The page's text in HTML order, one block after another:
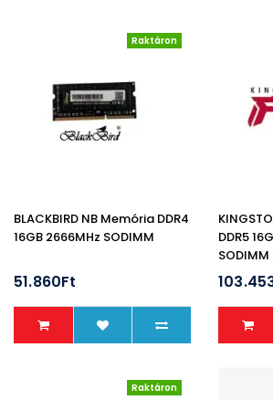
Raktáron
BLACKBIRD NB Memória DDR4
16GB 2666MHz SODIMM
51.860Ft
DDR5
Raktáron